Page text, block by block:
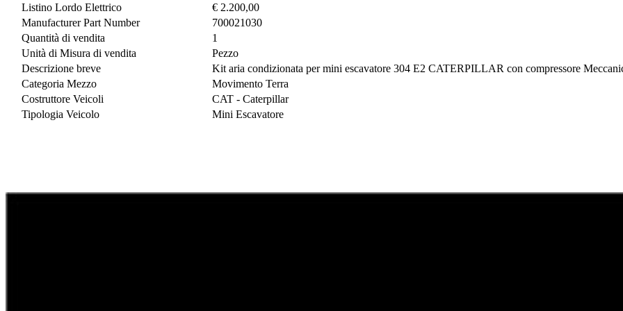
Listino Lordo Elettrico
€ 2.200,00
Manufacturer Part Number
700021030
Quantità di vendita
1
Unità di Misura di vendita
Pezzo
Descrizione breve
Kit aria condizionata per mini escavatore 304 E2 CATERPILLAR con compressore
Categoria Mezzo
Movimento Terra
Costruttore Veicoli
CAT - Caterpillar
Tipologia Veicolo
Mini Escavatore